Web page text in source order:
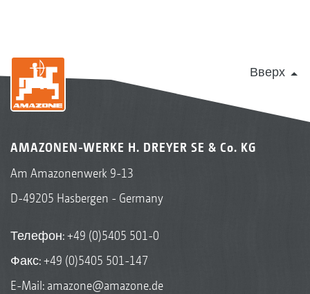
Вверх
AMAZONEN-WERKE H. DREYER SE & Co. KG
Am Amazonenwerk 9-13
D-49205 Hasbergen - Germany
Телефон:+49 (0)5405 501-0
Факс: +49 (0)5405 501-147
E-Mail: amazone@amazone.de